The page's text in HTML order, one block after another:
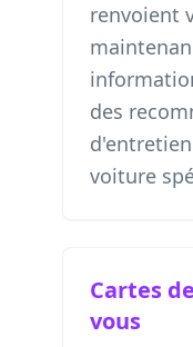
renvoient
des
voiture
Cartes
vous